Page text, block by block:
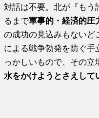
対話は不要。北が『もう
るまで軍事的・経済的圧
の成功の見込みもないど
による戦争勃発を防ぐ手
っかしいもので、その立
水をかけようとさえして